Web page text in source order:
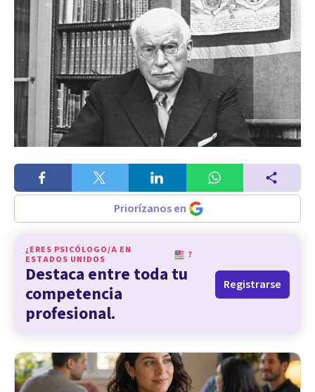
Priorízanos en
¿ERES PSICÓLOGO/A EN
ESTADOS UNIDOS
?
Destaca entre toda tu
competencia
profesional.
Registrarse